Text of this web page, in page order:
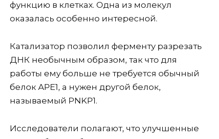
функцию в клетках. Одна из молекул
оказалась особенно интересной.
Катализатор позволил ферменту разрезать
ДНК необычным образом, так что для
работы ему больше не требуется обычный
белок APE1, а нужен другой белок,
называемый PNKP1.
Исследователи полагают, что улучшенные